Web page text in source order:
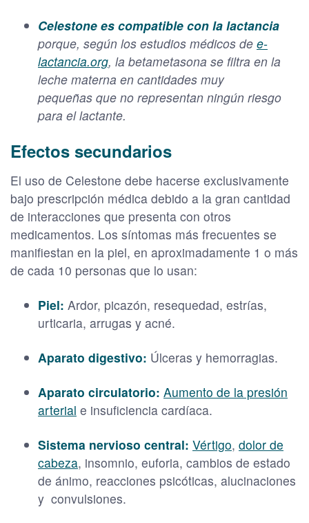
Celestone es compatible con la lactancia
porque, según los estudios médicos de e-
lactancia.org, la betametasona se filtra en la
leche materna en cantidades muy
pequeñas que no representan ningún riesgo
para el lactante.
Efectos secundarios
El uso de Celestone debe hacerse exclusivamente
bajo prescripción médica debido a la gran cantidad
de interacciones que presenta con otros
medicamentos. Los síntomas más frecuentes se
manifiestan en la piel, en aproximadamente 1 o más
de cada 10 personas que lo usan:
Piel: Ardor, picazón, resequedad, estrías,
urticaria, arrugas y acné.
Aparato digestivo: Úlceras y hemorragias.
Aparato circulatorio: Aumento de la presión
arterial e insuficiencia cardíaca.
Sistema nervioso central: Vértigo, dolor de
cabeza, insomnio, euforia, cambios de estado
de ánimo, reacciones psicóticas, alucinaciones
y convulsiones.